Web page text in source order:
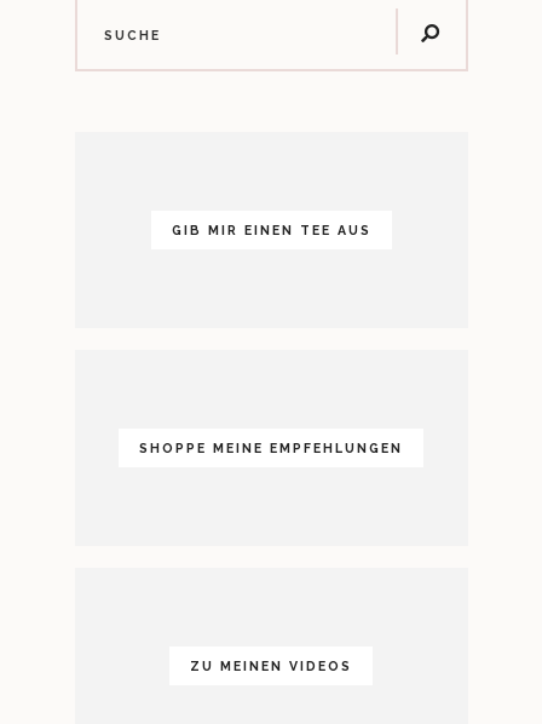
GIB MIR EINEN TEE AUS
SHOPPE MEINE EMPFEHLUNGEN
ZU MEINEN VIDEOS